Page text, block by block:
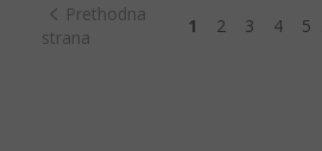
Prethodna
strana
1 2 3 4 5